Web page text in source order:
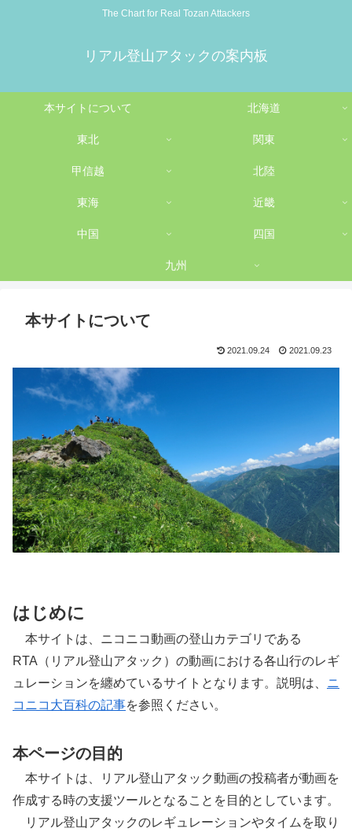
The Chart for Real Tozan Attackers
リアル登山アタックの案内板
本サイトについて 北海道
東北 関東
甲信越 北陸
東海 近畿
中国 四国
九州
本サイトについて
2021.09.24 2021.09.23
はじめに
本サイトは、ニコニコ動画の登山カテゴリである
RTA（リアル登山アタック）の動画における各山行のレギ
ュレーションを纏めているサイトとなります。説明は、 ニ
コニコ大百科の記事を参照ください。
本ページの目的
本サイトは、リアル登山アタック動画の投稿者が動画を
作成する時の支援ツールとなることを目的としています。
リアル登山アタックのレギュレーションやタイムを取り